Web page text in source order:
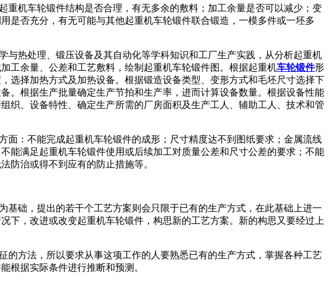
机车轮锻件结构是否合理，有无多余的敷料；加工余量是否可以减少；变
是否充分，有无可能与其他起重机车轮锻件联合锻造，一模多件或一坯多
热处理、锻压设备及其自动化等学科知识和工厂生产实践，从分析起重机
工余量、公差和工艺敷料，绘制起重机车轮锻件图。根据起重机车轮锻件形
选择加热方式及加热设备。根据锻造设备类型、变形方式和毛坯尺寸选择下
。根据生产批量确定生产节拍和生产率，进而计算设备数量。根据设备性能
织、设备特性、确定生产所需的厂房面积及生产工人、辅助工人、技术和管
：不能完成起重机车轮锻件的成形；尺寸精度达不到图纸要求；金属流线
能满足起重机车轮锻件使用或后续加工对质量公差和尺寸公差的要求；不能
防治或得不到应有的防止措施等。
础，提出的若干个工艺方案则会只限于已有的生产方式，在此基础上进一
下，改进或改变起重机车轮锻件，构思新的工艺方案。新的构思又要经过上
方法，所以要求从事这项工作的人要熟悉已有的生产方式，掌握各种工艺
根据实际条件进行推断和预测。